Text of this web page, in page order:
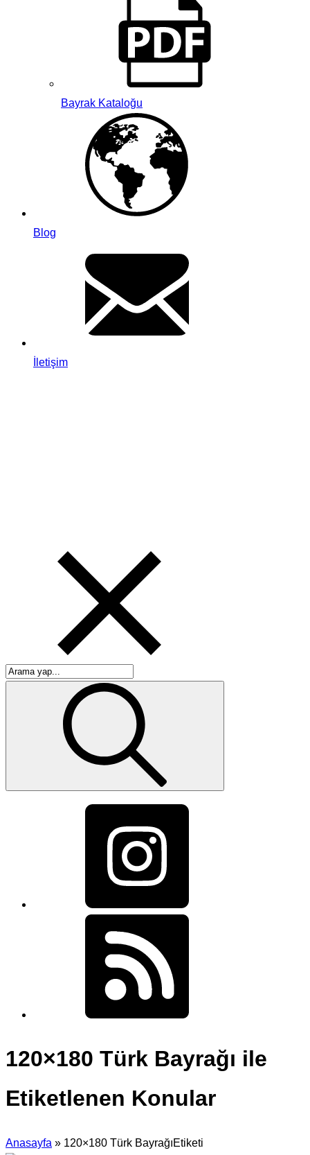
Bayrak Kataloğu
Blog
İletişim
120×180 Türk Bayrağı ile
Etiketlenen Konular
Anasayfa » 120×180 Türk BayrağıEtiketi